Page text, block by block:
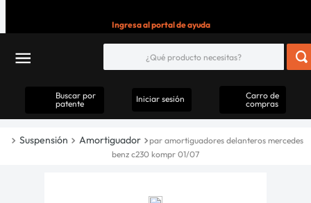
Ingresa al portal de ayuda
Buscar por
patente
Iniciar sesión
Carro de
compras
Suspensión Amortiguador
par amortiguadores delanteros mercedes
benz c230 kompr 01/07